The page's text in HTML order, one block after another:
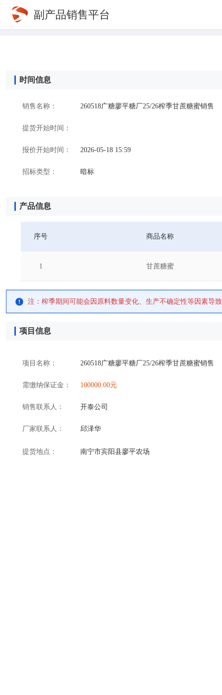
副产品销售平台
时间信息
销售名称： 260518广糖廖平糖厂25/26榨季甘蔗糖蜜销售
提货开始时间：
报价开始时间： 2026-05-18 15:59
招标类型： 暗标
产品信息
序号 商品名称
1 甘蔗糖蜜
注：榨季期间可能会因原料数量变化、生产不确定性等因素导
项目信息
项目名称： 260518广糖廖平糖厂25/26榨季甘蔗糖蜜销售
需缴纳保证金： 100000.00元
销售联系人： 开泰公司
厂家联系人： 邱泽华
提货地点： 南宁市宾阳县廖平农场